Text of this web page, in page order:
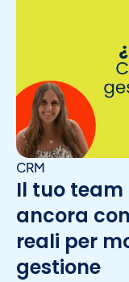
CRM
Il tuo
ancora
reali per
gestione